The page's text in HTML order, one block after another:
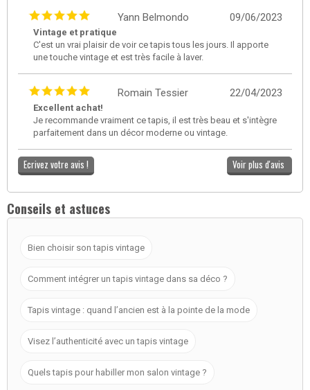
09/06/2023
Yann Belmondo
Vintage et pratique
C'est un vrai plaisir de voir ce tapis tous les jours. Il apporte
une touche vintage et est très facile à laver.
22/04/2023
Romain Tessier
Excellent achat!
Je recommande vraiment ce tapis, il est très beau et s'intègre
parfaitement dans un décor moderne ou vintage.
Ecrivez votre avis ! Voir plus d'avis
Conseils et astuces
Bien choisir son tapis vintage
Comment intégrer un tapis vintage dans sa déco ?
Tapis vintage : quand l’ancien est à la pointe de la mode
Visez l’authenticité avec un tapis vintage
Quels tapis pour habiller mon salon vintage ?